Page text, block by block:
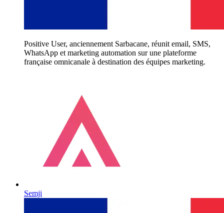
Positive User, anciennement Sarbacane, réunit email, SMS,
WhatsApp et marketing automation sur une plateforme
française omnicanale à destination des équipes marketing.
Semji